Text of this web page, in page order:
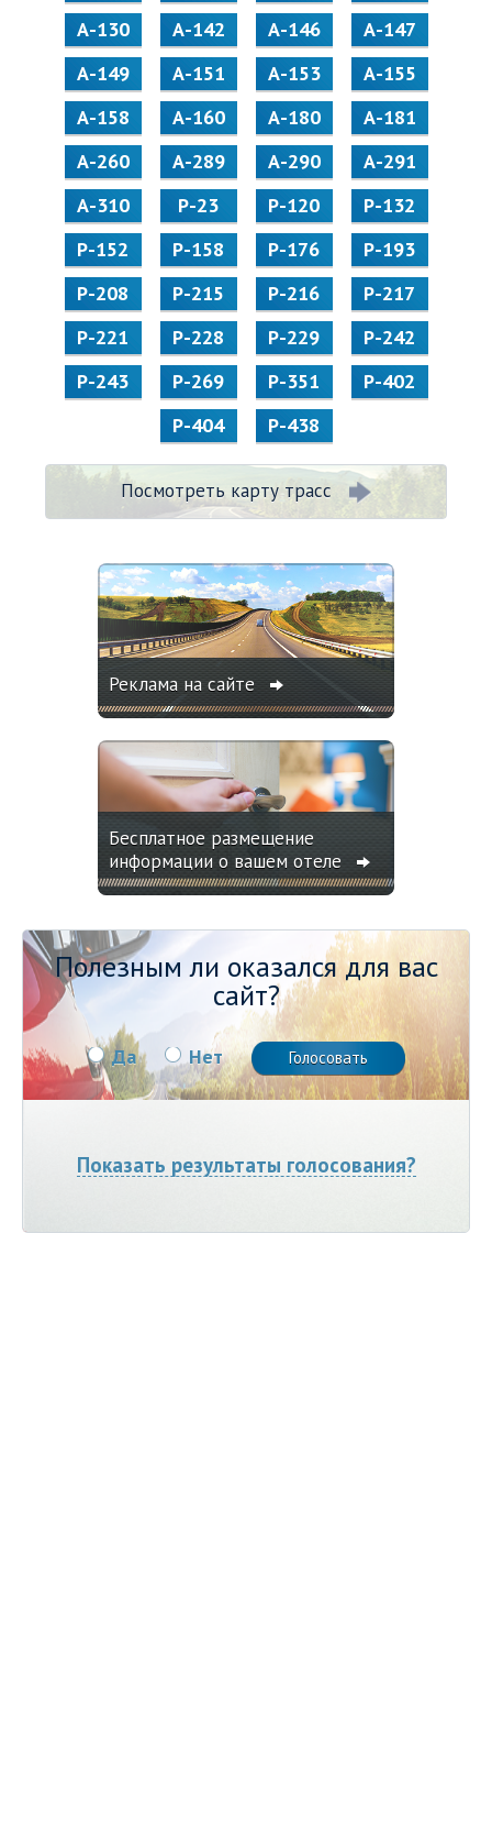
А-130
А-142 А-146
А-147
А-149
А-151 А-153
А-155
А-158
А-160 А-180
А-181
А-260
А-289 А-290
А-291
А-310
Р-23 Р-120
Р-132
Р-152
Р-158 Р-176
Р-193
Р-208
Р-215 Р-216
Р-217
Р-221
Р-228 Р-229
Р-242
Р-243
Р-269 Р-351
Р-402
Р-404
Р-438
Посмотреть карту трасс
Реклама на сайте
Бесплатное размещение
информации о вашем отеле
Полезным ли оказался для вас
сайт?
Да Нет
Показать результаты голосования?